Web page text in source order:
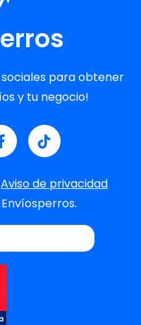
sociales para obtener
y tu negocio!
Aviso de privacidad
Envíosperros.